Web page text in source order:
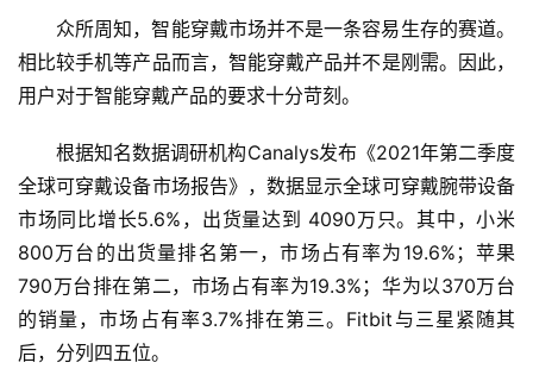
新
商
商
专
栏
专
题
众所周知，智能穿戴市场并不是一条容易生存的赛道。
相比较手机等产品而言，智能穿戴产品并不是刚需。因此，
用户对于智能穿戴产品的要求十分苛刻。
根据知名数据调研机构Canalys发布《2021年第二季度
全球可穿戴设备市场报告》，数据显示全球可穿戴腕带设备
市场同比增长5.6%，出货量达到 4090万只。其中，小米
800万台的出货量排名第一，市场占有率为19.6%；苹果
790万台排在第二，市场占有率为19.3%；华为以370万台
的销量，市场占有率3.7%排在第三。Fitbit与三星紧随其
后，分列四五位。